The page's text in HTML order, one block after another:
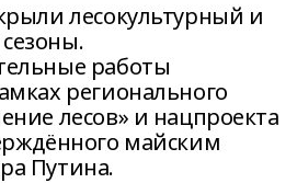
лесокультурный и
работы
регионального
лесов» и нацпроекта
майским
Путина.